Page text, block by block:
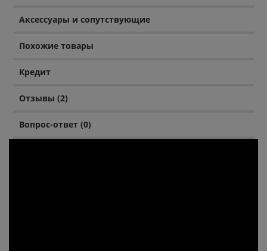
Аксессуары и сопутствующие
Похожие товары
Кредит
Отзывы (2)
Вопрос-ответ (0)